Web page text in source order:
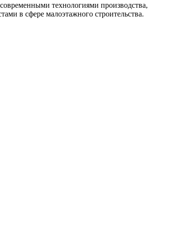
технологиями производства,
в сфере малоэтажного строительства.